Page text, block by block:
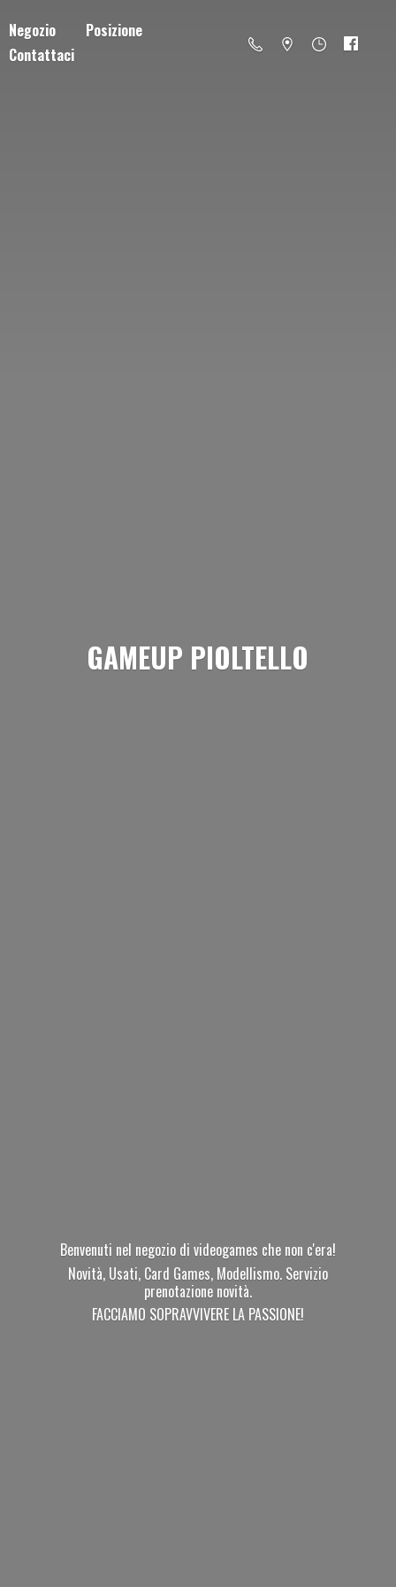
Negozio
Posizione
Contattaci
GAMEUP PIOLTELLO
Benvenuti nel negozio di videogames che non c'era!
Novità, Usati, Card Games, Modellismo. Servizio
prenotazione novità.
FACCIAMO SOPRAVVIVERE LA PASSIONE!